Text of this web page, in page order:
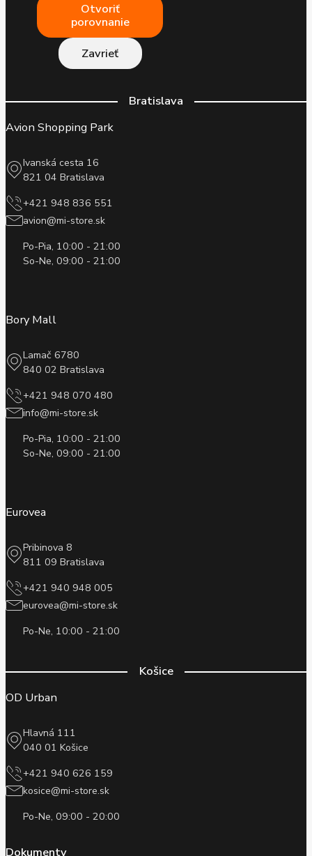
Otvoriť
porovnanie
Zavrieť
Bratislava
Avion Shopping Park
Ivanská cesta 16
821 04 Bratislava
+421 948 836 551
avion@mi-store.sk
Po-Pia, 10:00 - 21:00
So-Ne, 09:00 - 21:00
Bory Mall
Lamač 6780
840 02 Bratislava
+421 948 070 480
info@mi-store.sk
Po-Pia, 10:00 - 21:00
So-Ne, 09:00 - 21:00
Eurovea
Pribinova 8
811 09 Bratislava
+421 940 948 005
eurovea@mi-store.sk
Po-Ne, 10:00 - 21:00
Košice
OD Urban
Hlavná 111
040 01 Košice
+421 940 626 159
kosice@mi-store.sk
Po-Ne, 09:00 - 20:00
Dokumenty